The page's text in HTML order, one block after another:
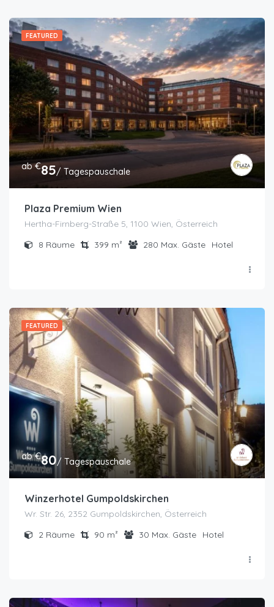
FEATURED
ab €85/ Tagespauschale
Plaza Premium Wien
Hertha-Firnberg-Straße 5, 1100 Wien, Österreich
8 Räume 399 m² 280 Max. Gäste Hotel
FEATURED
ab €80/ Tagespauschale
Winzerhotel Gumpoldskirchen
Wr. Str. 26, 2352 Gumpoldskirchen, Österreich
2 Räume 90 m² 30 Max. Gäste Hotel